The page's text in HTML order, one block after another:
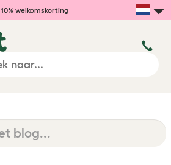
10% welkomskorting